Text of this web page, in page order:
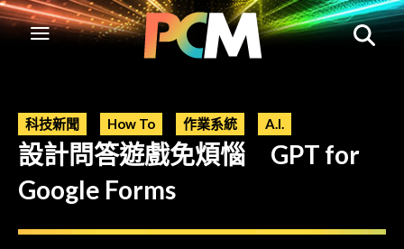
科技新聞 How To 作業系統 A.I.
設計問答遊戲免煩惱 GPT for
Google Forms